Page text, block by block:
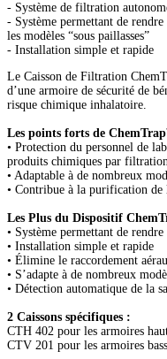
- Système de filtration
- Système permettant de
les modèles “sous paillasses”
- Installation simple et rapide
Le Caisson de Filtration
d’une armoire de sécurité de
risque chimique inhalatoire.
Les points forts de
• Protection du personnel de
produits chimiques par
• Adaptable à de nombreux
• Contribue à la purification de
Les Plus du Dispositif
• Système permettant de
• Installation simple et rapide
• Élimine le raccordement
• S’adapte à de nombreux
• Détection automatique de la
2 Caissons spécifiques :
CTH 402 pour les armoires
CTV 201 pour les armoires